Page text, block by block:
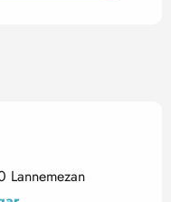
Lannemezan